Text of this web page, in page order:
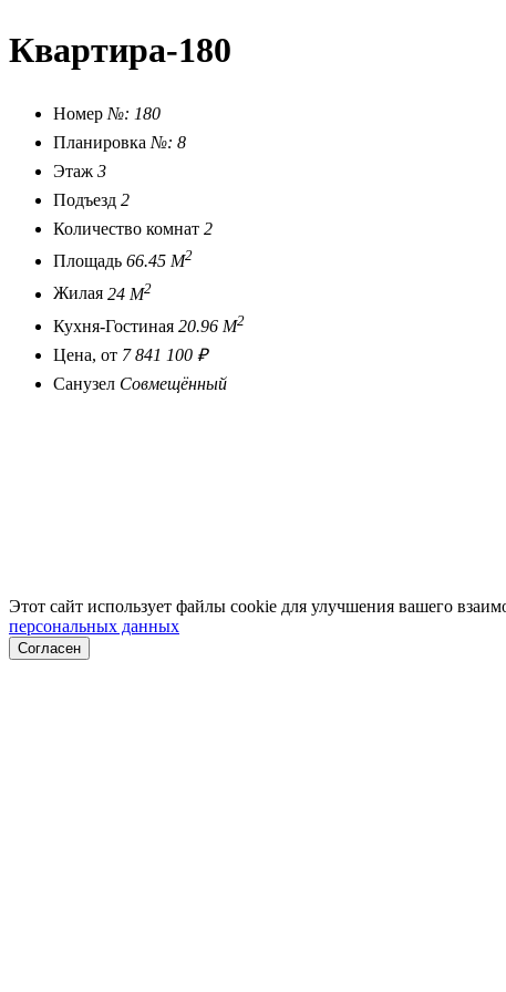
Квартира-180
Номер №: 180
Планировка №: 8
Этаж 3
Подъезд 2
Количество комнат 2
Площадь 66.45 М2
Жилая 24 М2
Кухня-Гостиная 20.96 М2
Цена, от 7 841 100 ₽
Санузел Совмещённый
Этот сайт использует файлы cookie для улучшения вашего
персональных данных
Согласен